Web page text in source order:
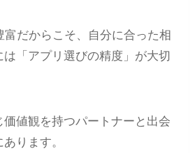
だからこそ、自分に合った相
「アプリ選びの精度」が大切
価値観を持つパートナーと出会
ります。